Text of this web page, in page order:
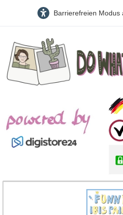
Barrierefreien Modus